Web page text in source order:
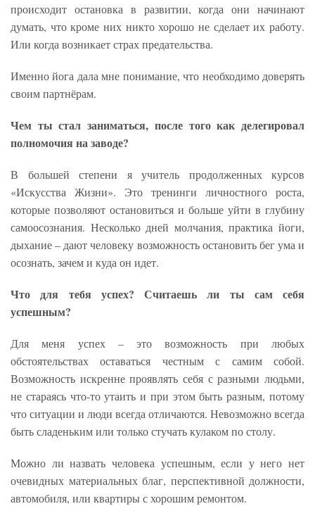
происходит остановка в развитии, когда они начинают
думать, что кроме них никто хорошо не сделает их работу.
Или когда возникает страх предательства.
Именно йога дала мне понимание, что необходимо доверять
своим партнёрам.
Чем ты стал заниматься, после того как делегировал
полномочия на заводе?
В большей степени я учитель продолженных курсов
«Искусства Жизни». Это тренинги личностного роста,
которые позволяют остановиться и больше уйти в глубину
самоосознания. Несколько дней молчания, практика йоги,
дыхание – дают человеку возможность остановить бег ума и
осознать, зачем и куда он идет.
Что для тебя успех? Считаешь ли ты сам себя
успешным?
Для меня успех – это возможность при любых
обстоятельствах оставаться честным с самим собой.
Возможность искренне проявлять себя с разными людьми,
не стараясь что-то утаить и при этом быть разным, потому
что ситуации и люди всегда отличаются. Невозможно всегда
быть сладеньким или только стучать кулаком по столу.
Можно ли назвать человека успешным, если у него нет
очевидных материальных благ, перспективной должности,
автомобиля, или квартиры с хорошим ремонтом.